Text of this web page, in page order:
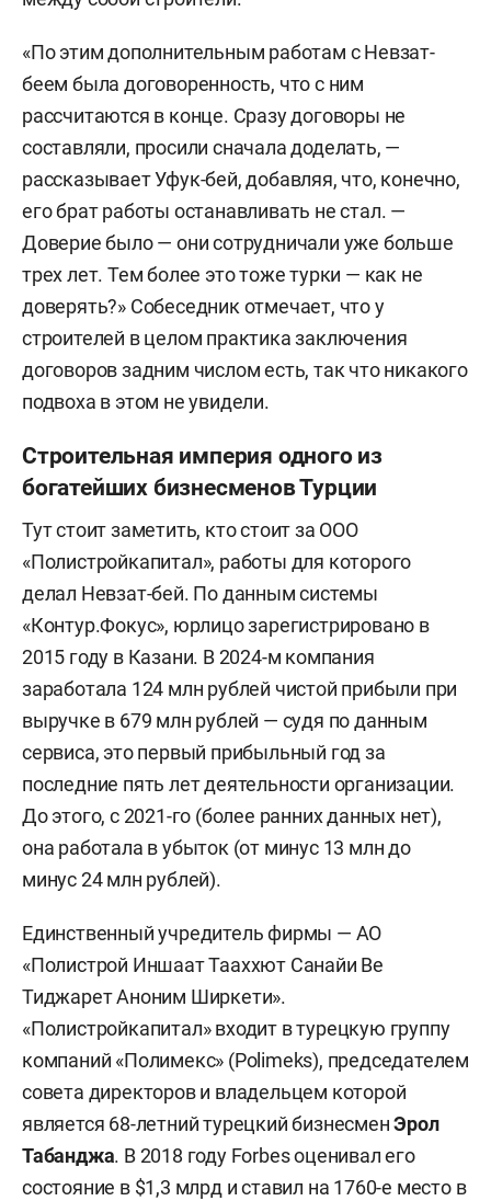
«По этим дополнительным работам с Невзат-
беем была договоренность, что с ним
рассчитаются в конце. Сразу договоры не
составляли, просили сначала доделать, —
рассказывает Уфук-бей, добавляя, что, конечно,
его брат работы останавливать не стал. —
Доверие было — они сотрудничали уже больше
трех лет. Тем более это тоже турки — как не
доверять?» Собеседник отмечает, что у
строителей в целом практика заключения
договоров задним числом есть, так что никакого
подвоха в этом не увидели.
Строительная империя одного из
богатейших бизнесменов Турции
Тут стоит заметить, кто стоит за ООО
«Полистройкапитал», работы для которого
делал Невзат-бей. По данным системы
«Контур.Фокус», юрлицо зарегистрировано в
2015 году в Казани. В 2024-м компания
заработала 124 млн рублей чистой прибыли при
выручке в 679 млн рублей — судя по данным
сервиса, это первый прибыльный год за
последние пять лет деятельности организации.
До этого, с 2021-го (более ранних данных нет),
она работала в убыток (от минус 13 млн до
минус 24 млн рублей).
Единственный учредитель фирмы — АО
«Полистрой Иншаат Тааххют Санайи Ве
Тиджарет Аноним Ширкети».
«Полистройкапитал» входит в турецкую группу
компаний «Полимекс» (Polimeks), председателем
совета директоров и владельцем которой
является 68-летний турецкий бизнесменЭрол
Табанджа. В 2018 году Forbes оценивал его
состояние в $1,3 млрд и ставил на 1760-е место в